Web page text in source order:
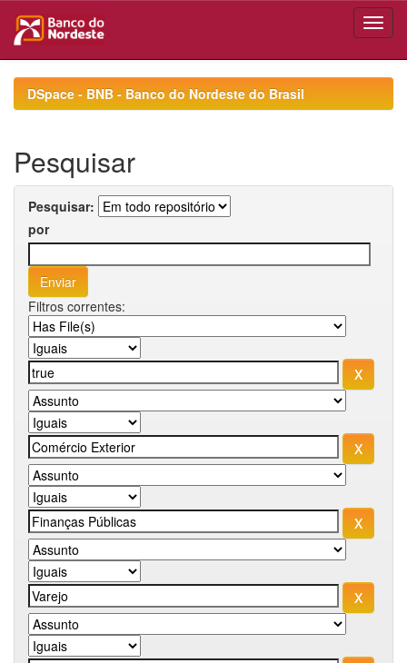
navigationDSpace - BNB - Banco do Nordeste do Brasil
Pesquisar
Pesquisar:
por
Filtros correntes: